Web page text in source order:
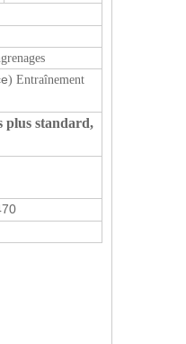
) Entraînement
plus standard,